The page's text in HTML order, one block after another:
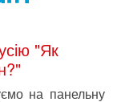
"Як
на панельну